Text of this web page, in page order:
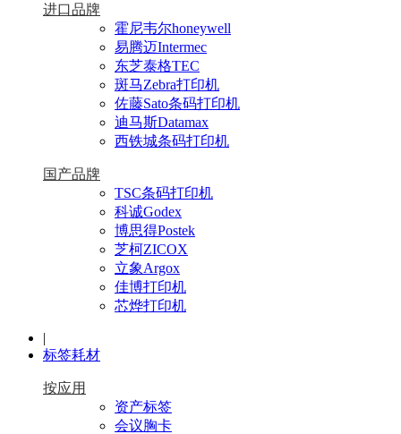
进口品牌
霍尼韦尔honeywell
易腾迈Intermec
东芝泰格TEC
斑马Zebra打印机
佐藤Sato条码打印机
迪马斯Datamax
西铁城条码打印机
国产品牌
TSC条码打印机
科诚Godex
博思得Postek
芝柯ZICOX
立象Argox
佳博打印机
芯烨打印机
|
标签耗材
按应用
资产标签
会议胸卡